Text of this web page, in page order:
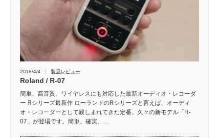
2018/4/4 製品レビュー
Roland / R-07
簡単、高音質。ワイヤレスにも対応した最新オーディオ・レコーダ
ー Rシリーズ最新作 ローランドのRシリーズと言えば、オーディ
オ・レコーダーとして親しまれてきた定番。久々の新モデル「R-
07」が登場です。簡単、確実、…